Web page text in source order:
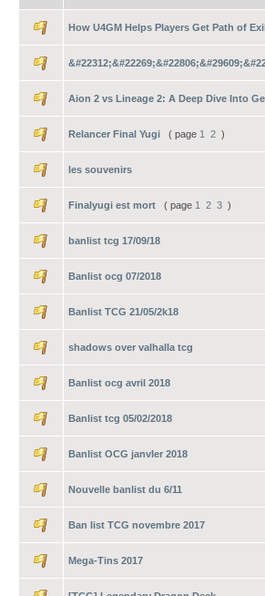
How U4GM Helps Players Get Path of
Aion 2 vs Lineage 2: A Deep Dive Into
Relancer Final Yugi ( page 1 2 )
les souvenirs
Finalyugi est mort ( page 1 2 3 )
banlist tcg 17/09/18
Banlist ocg 07/2018
Banlist TCG 21/05/2k18
shadows over valhalla tcg
Banlist ocg avril 2018
Banlist tcg 05/02/2018
Banlist OCG janvIer 2018
Nouvelle banlist du 6/11
Ban list TCG novembre 2017
Mega-Tins 2017